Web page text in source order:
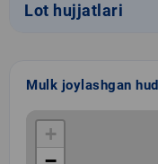
Lot hujjatlari
Mulk joylashgan
+